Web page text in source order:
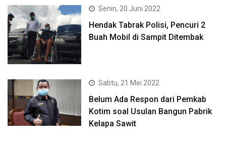
Senin, 20 Juni 2022
Hendak Tabrak Polisi, Pencuri 2
Buah Mobil di Sampit Ditembak
Sabtu, 21 Mei 2022
Belum Ada Respon dari Pemkab
Kotim soal Usulan Bangun Pabrik
Kelapa Sawit